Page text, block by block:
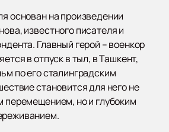
основан на произведении
известного писателя и
Главный герой – военкор
в отпуск в тыл, в Ташкент,
по его сталинградским
становится для него не
перемещением, но и глубоким